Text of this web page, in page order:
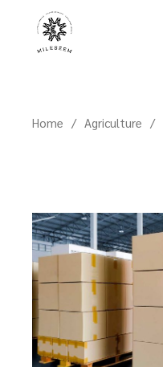
Home Agriculture